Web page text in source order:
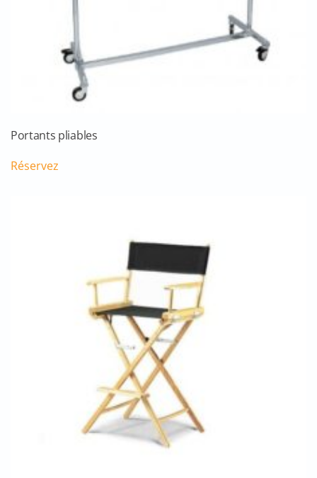
Portants pliables
Réservez